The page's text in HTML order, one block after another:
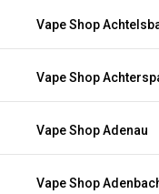
Vape Shop
Vape Shop
Vape Shop Adenau
Vape Shop